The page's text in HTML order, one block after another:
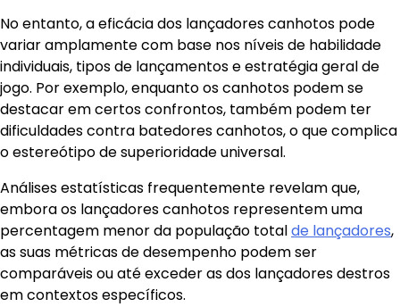
No entanto, a eficácia dos lançadores canhotos pode
variar amplamente com base nos níveis de habilidade
individuais, tipos de lançamentos e estratégia geral de
jogo. Por exemplo, enquanto os canhotos podem se
destacar em certos confrontos, também podem ter
dificuldades contra batedores canhotos, o que complica
o estereótipo de superioridade universal.
Análises estatísticas frequentemente revelam que,
embora os lançadores canhotos representem uma
percentagem menor da população totalde lançadores,
as suas métricas de desempenho podem ser
comparáveis ou até exceder as dos lançadores destros
em contextos específicos.